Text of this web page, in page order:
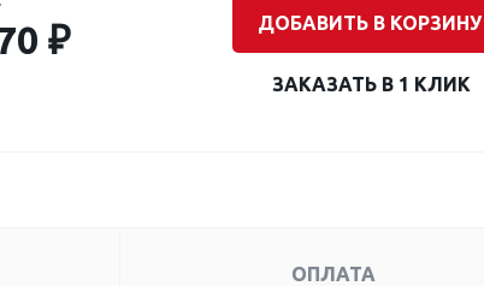
₽ ДОБАВИТЬ В КОРЗИНУ
ЗАКАЗАТЬ В 1 КЛИК
ОПЛАТА